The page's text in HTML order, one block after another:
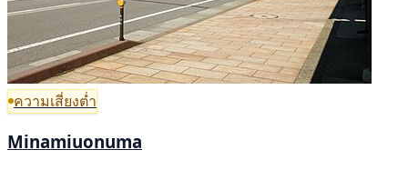
ความเสี่ยงต่ำ
Minamiuonuma